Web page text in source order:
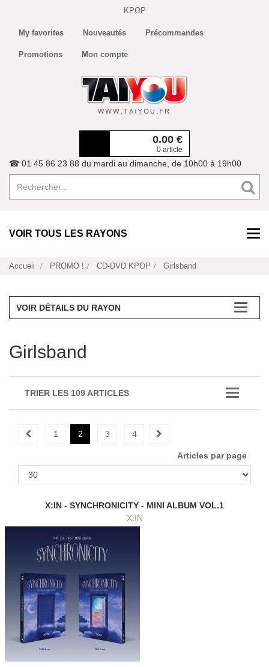
KPOP
My favorites Nouveautés Précommandes
Promotions Mon compte
0.00 €
0 article
☎ 01 45 86 23 88 du mardi au dimanche, de 10h00 à 19h00
VOIR TOUS LES RAYONS
Accueil PROMO ! CD-DVD KPOP Girlsband
VOIR DÉTAILS DU RAYON
Girlsband
TRIER LES 109 ARTICLES
1 2 3 4
Articles par page
X:IN - SYNCHRONICITY - MINI ALBUM VOL.1
X:IN